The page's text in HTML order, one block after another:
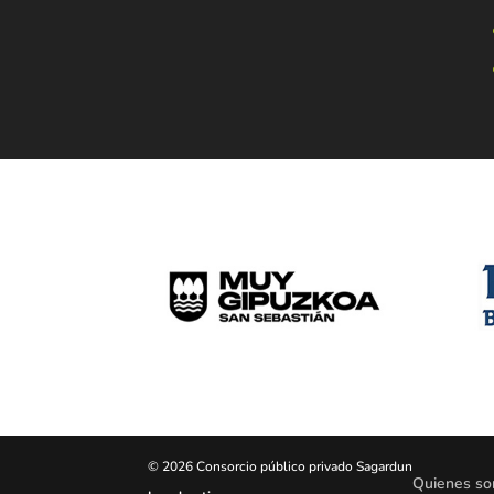
© 2026 Consorcio público privado Sagardun
Quienes